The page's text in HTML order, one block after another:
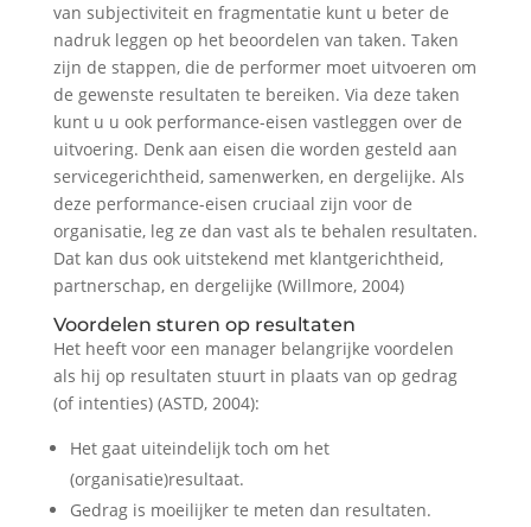
van subjectiviteit en fragmentatie kunt u beter de
nadruk leggen op het beoordelen van taken. Taken
zijn de stappen, die de performer moet uitvoeren om
de gewenste resultaten te bereiken. Via deze taken
kunt u u ook performance-eisen vastleggen over de
uitvoering. Denk aan eisen die worden gesteld aan
servicegerichtheid, samenwerken, en dergelijke. Als
deze performance-eisen cruciaal zijn voor de
organisatie, leg ze dan vast als te behalen resultaten.
Dat kan dus ook uitstekend met klantgerichtheid,
partnerschap, en dergelijke (Willmore, 2004)
Voordelen sturen op resultaten
Het heeft voor een manager belangrijke voordelen
als hij op resultaten stuurt in plaats van op gedrag
(of intenties) (ASTD, 2004):
Het gaat uiteindelijk toch om het
(organisatie)resultaat.
Gedrag is moeilijker te meten dan resultaten.